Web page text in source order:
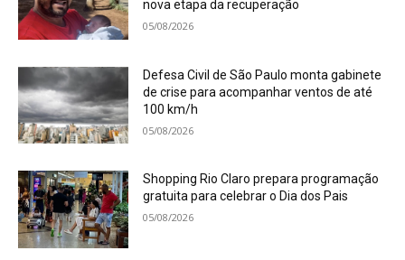
nova etapa da recuperação
05/08/2026
Defesa Civil de São Paulo monta gabinete
de crise para acompanhar ventos de até
100 km/h
05/08/2026
Shopping Rio Claro prepara programação
gratuita para celebrar o Dia dos Pais
05/08/2026